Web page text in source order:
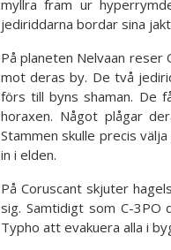
myllra fram ur
jediriddarna bordar sina
På planeten Nelvaan reser
mot deras by. De två
förs till byns shaman. De
horaxen. Något plågar
Stammen skulle precis
in i elden.
På Coruscant skjuter
sig. Samtidigt som C-3PO
Typho att evakuera alla i